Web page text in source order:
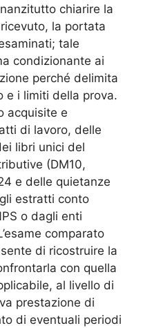
chiarire la
la portata
tale
condizionante ai
perché delimita
e i limiti della prova.
acquisite e
di lavoro, delle
libri unici del
(DM10,
e delle quietanze
estratti conto
o dagli enti
comparato
di ricostruire la
con quella
al livello di
prestazione di
di eventuali periodi